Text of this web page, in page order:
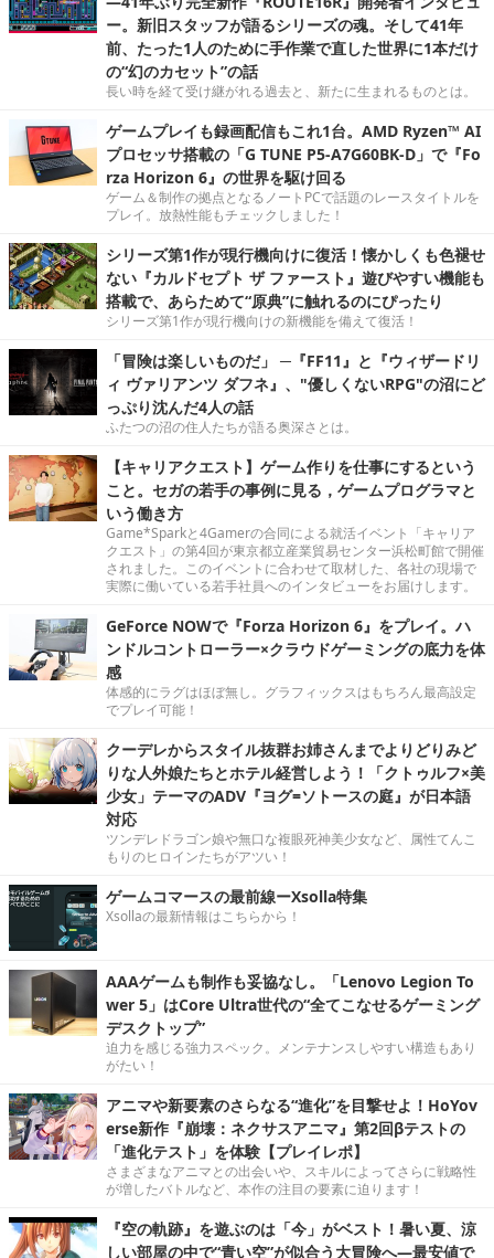
ー。新旧スタッフが語るシリーズの魂。そして41年
前、たった1人のために手作業で直した世界に1本だけ
の“幻のカセット”の話
長い時を経て受け継がれる過去と、新たに生まれるものとは。
ゲームプレイも録画配信もこれ1台。AMD Ryzen™ AI
プロセッサ搭載の「G TUNE P5-A7G60BK-D」で『Fo
rza Horizon 6』の世界を駆け回る
ゲーム＆制作の拠点となるノートPCで話題のレースタイトルを
プレイ。放熱性能もチェックしました！
シリーズ第1作が現行機向けに復活！懐かしくも色褪せ
ない『カルドセプト ザ ファースト』遊びやすい機能も
搭載で、あらためて“原典”に触れるのにぴったり
シリーズ第1作が現行機向けの新機能を備えて復活！
「冒険は楽しいものだ」 ─『FF11』と『ウィザードリ
ィ ヴァリアンツ ダフネ』、"優しくないRPG"の沼にど
っぷり沈んだ4人の話
ふたつの沼の住人たちが語る奥深さとは。
【キャリアクエスト】ゲーム作りを仕事にするという
こと。セガの若手の事例に見る，ゲームプログラマと
いう働き方
Game*Sparkと4Gamerの合同による就活イベント「キャリア
クエスト」の第4回が東京都立産業貿易センター浜松町館で開催
されました。このイベントに合わせて取材した、各社の現場で
実際に働いている若手社員へのインタビューをお届けします。
GeForce NOWで『Forza Horizon 6』をプレイ。ハ
ンドルコントローラー×クラウドゲーミングの底力を体
感
体感的にラグはほぼ無し。グラフィックスはもちろん最高設定
でプレイ可能！
クーデレからスタイル抜群お姉さんまでよりどりみど
りな人外娘たちとホテル経営しよう！「クトゥルフ×美
少女」テーマのADV『ヨグ=ソトースの庭』が日本語
対応
ツンデレドラゴン娘や無口な複眼死神美少女など、属性てんこ
もりのヒロインたちがアツい！
ゲームコマースの最前線ーXsolla特集
Xsollaの最新情報はこちらから！
AAAゲームも制作も妥協なし。「Lenovo Legion To
wer 5」はCore Ultra世代の“全てこなせるゲーミング
デスクトップ”
迫力を感じる強力スペック。メンテナンスしやすい構造もあり
がたい！
アニマや新要素のさらなる“進化”を目撃せよ！HoYov
erse新作『崩壊：ネクサスアニマ』第2回βテストの
「進化テスト」を体験【プレイレポ】
さまざまなアニマとの出会いや、スキルによってさらに戦略性
が増したバトルなど、本作の注目の要素に迫ります！
『空の軌跡』を遊ぶのは「今」がベスト！暑い夏、涼
しい部屋の中で“青い空”が似合う大冒険へ―最安値で